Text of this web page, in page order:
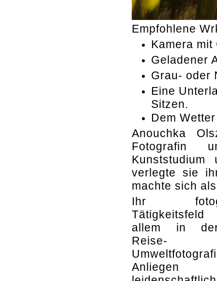
Empfohlene
Kamera
Geladener
Grau- oder
Eine
Sitzen.
Dem
Anouchka
Fotografin
verlegte sie
machte sich
Ihr
allem in